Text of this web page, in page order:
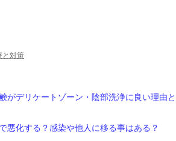
と対策
がデリケートゾーン・陰部洗浄に良い理由と
悪化する？感染や他人に移る事はある？